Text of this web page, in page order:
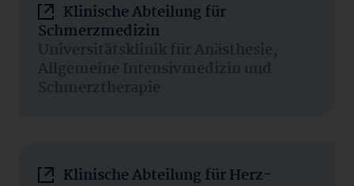
Klinische Abteilung für
Schmerzmedizin
Universitätsklinik für Anästhesie,
Allgemeine Intensivmedizin und
Schmerztherapie
Klinische Abteilung für Herz-